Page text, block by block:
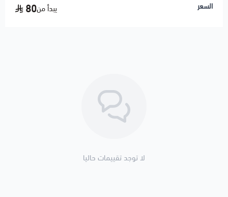
السعر يبدأ من80
لا توجد تقييمات حاليا